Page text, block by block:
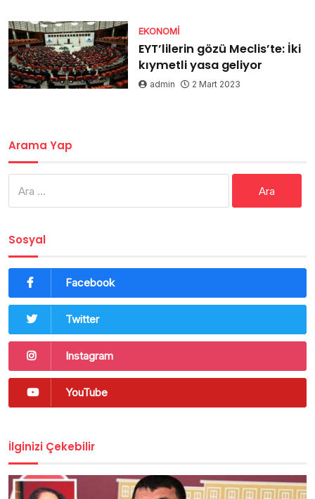
EKONOMI
EYT’lilerin gözü Meclis’te: İki
kıymetli yasa geliyor
admin 2 Mart 2023
Arama Yap
Sosyal
Facebook
Twitter
Instagram
YouTube
İlginizi Çekebilir